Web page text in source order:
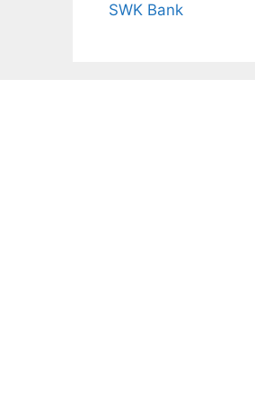
SWK Bank